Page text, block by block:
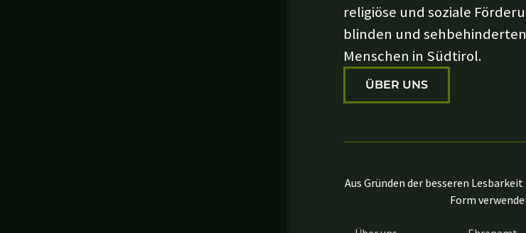
religiöse und soziale
blinden und sehbehinderten
Menschen in Südtirol.
ÜBER UNS
Aus Gründen der besseren
Form